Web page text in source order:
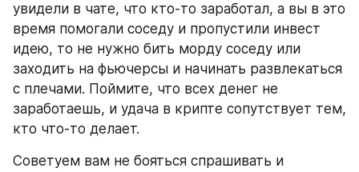
увидели в чате, что кто-то заработал, а вы в это
время помогали соседу и пропустили инвест
идею, то не нужно бить морду соседу или
заходить на фьючерсы и начинать развлекаться
с плечами. Поймите, что всех денег не
заработаешь, и удача в крипте сопутствует тем,
кто что-то делает.
Советуем вам не бояться спрашивать и